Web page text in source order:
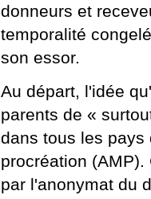
donneurs et
temporalité
son essor.
Au départ, l'idée
parents de «
dans tous les
procréation
par l'anonymat du